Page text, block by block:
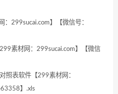
299sucai.com】【微信号：
素材网：299sucai.com】【微信
照表软件【299素材网：
】.xls